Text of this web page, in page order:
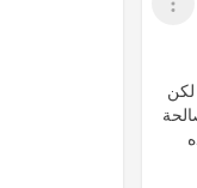
عرض القائمة
لكن